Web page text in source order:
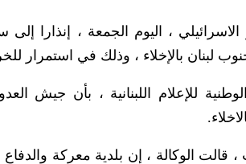
، اليوم الجمعة ، إنذارا
لبنان بالإخلاء ، وذلك في استمرار
للإعلام اللبنانية ، بأن جيش
الوكالة ، إن بلدية معركة